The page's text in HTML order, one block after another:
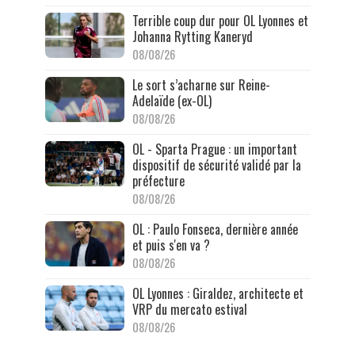
Terrible coup dur pour OL Lyonnes et
Johanna Rytting Kaneryd
08/08/26
Le sort s’acharne sur Reine-
Adelaïde (ex-OL)
08/08/26
OL - Sparta Prague : un important
dispositif de sécurité validé par la
préfecture
08/08/26
OL : Paulo Fonseca, dernière année
et puis s'en va ?
08/08/26
OL Lyonnes : Giraldez, architecte et
VRP du mercato estival
08/08/26